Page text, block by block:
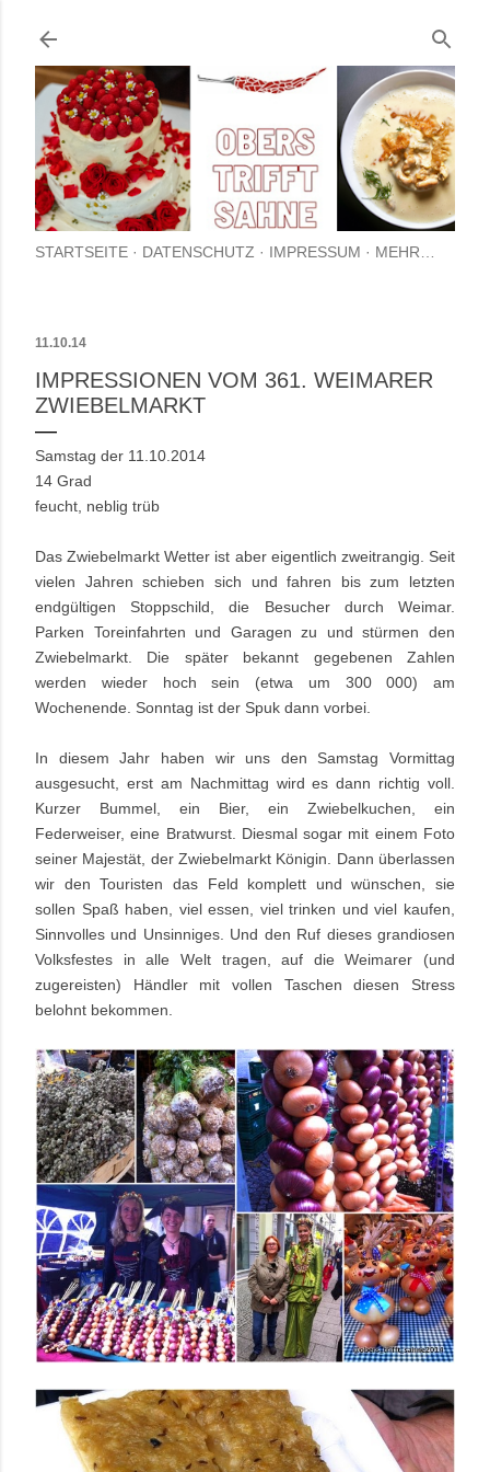
STARTSEITE DATENSCHUTZ IMPRESSUM MEHR…
11.10.14
IMPRESSIONEN VOM 361. WEIMARER
ZWIEBELMARKT
Samstag der 11.10.2014
14 Grad
feucht, neblig trüb
Das Zwiebelmarkt Wetter ist aber eigentlich zweitrangig. Seit
vielen Jahren schieben sich und fahren bis zum letzten
endgültigen Stoppschild, die Besucher durch Weimar.
Parken Toreinfahrten und Garagen zu und stürmen den
Zwiebelmarkt. Die später bekannt gegebenen Zahlen
werden wieder hoch sein (etwa um 300 000) am
Wochenende. Sonntag ist der Spuk dann vorbei.
In diesem Jahr haben wir uns den Samstag Vormittag
ausgesucht, erst am Nachmittag wird es dann richtig voll.
Kurzer Bummel, ein Bier, ein Zwiebelkuchen, ein
Federweiser, eine Bratwurst. Diesmal sogar mit einem Foto
seiner Majestät, der Zwiebelmarkt Königin. Dann überlassen
wir den Touristen das Feld komplett und wünschen, sie
sollen Spaß haben, viel essen, viel trinken und viel kaufen,
Sinnvolles und Unsinniges. Und den Ruf dieses grandiosen
Volksfestes in alle Welt tragen, auf die Weimarer (und
zugereisten) Händler mit vollen Taschen diesen Stress
belohnt bekommen.